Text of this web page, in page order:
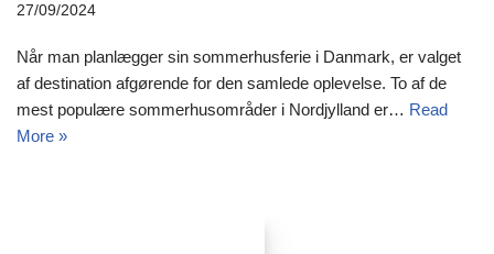
27/09/2024
Når man planlægger sin sommerhusferie i Danmark, er valget
af destination afgørende for den samlede oplevelse. To af de
mest populære sommerhusområder i Nordjylland er… Read
More »